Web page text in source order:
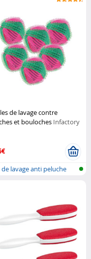
de lavage contre
et bouloches Infactory
de lavage anti peluche